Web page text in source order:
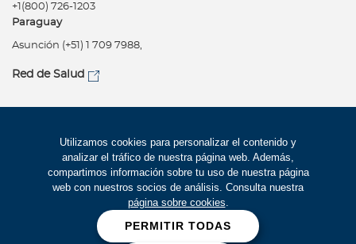
Utilizamos cookies para personalizar el contenido y
analizar el tráfico de nuestra página web. Además,
compartimos información sobre tu uso de nuestra página
web con nuestros socios de análisis. Consulta nuestra
página sobre cookies.
PERMITIR TODAS
+1(800) 726-1203
Paraguay
Asunción (+51) 1 709 7988,
Red de Salud
Política de privacidad
Términos de uso
Accesibilidad
Trabaje con Bupa